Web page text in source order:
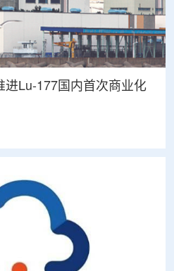
进Lu-177国内首次商业化